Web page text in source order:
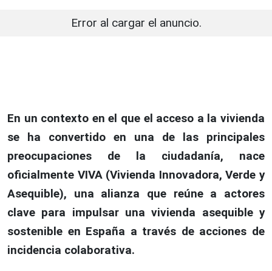
Error al cargar el anuncio.
En un contexto en el que el acceso a la vivienda
se ha convertido en una de las principales
preocupaciones de la ciudadanía, nace
oficialmente VIVA (Vivienda Innovadora, Verde y
Asequible), una alianza que reúne a actores
clave para impulsar una vivienda asequible y
sostenible en España a través de acciones de
incidencia colaborativa.